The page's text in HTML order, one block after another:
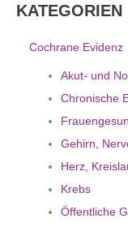
KATEGORIEN
Cochrane Evidenz
Akut- und
Chronische
Gehirn,
Herz,
Krebs
Öffentliche